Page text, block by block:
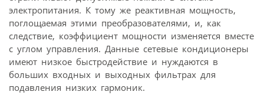
электропитания. К тому же реактивная мощность,
поглощаемая этими преобразователями, и, как
следствие, коэффициент мощности изменяется вместе
с углом управления. Данные сетевые кондиционеры
имеют низкое быстродействие и нуждаются в
больших входных и выходных фильтрах для
подавления низких гармоник.